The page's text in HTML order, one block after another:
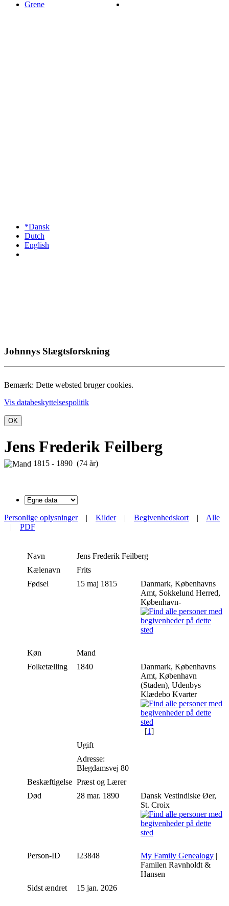
Grene
*Dansk
Dutch
English
Johnnys Slægtsforskning
Bemærk: Dette websted bruger cookies.
Vis databeskyttelsespolitik
OK
Jens Frederik Feilberg
1815 - 1890 (74 år)
Personlige oplysninger| Kilder| Begivenhedskort | Alle
| PDF
Navn Jens Frederik Feilberg
Kælenavn
Frits
Fødsel
15 maj 1815
Danmark, Københavns
Amt, Sokkelund Herred,
København-
Køn
Mand
Folketælling
1840
Danmark, Københavns
Amt, København
(Staden), Udenbys
Klædebo Kvarter
[1]
Ugift
Adresse:
Blegdamsvej 80
Beskæftigelse Præst og Lærer
Død
28 mar. 1890
Dansk Vestindiske Øer,
St. Croix
Person-ID I23848 My Family Genealogy |
Familen Ravnholdt &
Hansen
Sidst ændret
15 jan. 2026